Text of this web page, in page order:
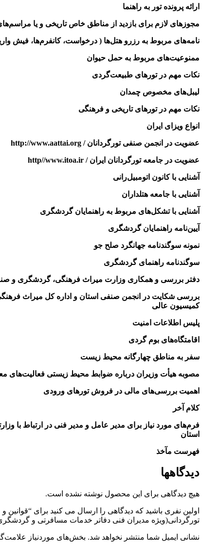
ارائه پرونده تور به راهنما
مجوزهای لازم برای بازدید از مناطق خاص تاریخی و یا
نامه‌های مربوط به رزرو هتل‌ها ( درخواست، کانفرم‌ها، فیش
ممنوعیت‌های مربوط به حمل حیوان
نکات مهم در تورهای طبیعت‌گردی
لیبل‌های مخصوص چمدان
نکات مهم در تورهای تاریخی و فرهنگی
انواع ویزای ایران
عضویت در انجمن صنفی تورگردانان / http://www.aattai.org
عضویت در جامعه تورگردانان ایران / http//www.itoa.ir
آشنایی با کانون اتومبیل‌رانی
آشنایی با جامعه هتلداران
آشنایی با تشکل‌های مربوط به راهنمایان گردشگری
آیین‌نامه راهنمایان گردشگری
نمونه سوگندنامه جهانگرد صلح جو
سوگندنامه راهنمای گردشگری
دفتر بررسی و همکاری وزارت میراث فرهنگی، گردشگری و
بررسی شکایت در انجمن صنفی استان و اداره کل میراث
کمیسیون عالی
پلیس اطلاعات امنیت
اقامتگاه‌های بوم گردی
سفر به مناطق چهارگانه محیط زیست
مصوبه هیأت وزیران درباره ضوابط محیط زیستی فعالیت‌های معدنی
اهمیت بررسی‌های مالی در فروش تورهای ورودی
کلام آخر
فرم‌های مورد نیاز برای مدیر عامل و مدیر فنی در ارتباط با
استان
فهرست مآخذ
دیدگاهها
هیچ دیدگاهی برای این محصول نوشته نشده است.
اولین نفری باشید که دیدگاهی را ارسال می کنید برای “قوانین
تورگردانی(ویژه مدیران فنی دفاتر خدمات مسافرتی و
نشانی ایمیل شما منتشر نخواهد شد. بخش‌های موردنیاز